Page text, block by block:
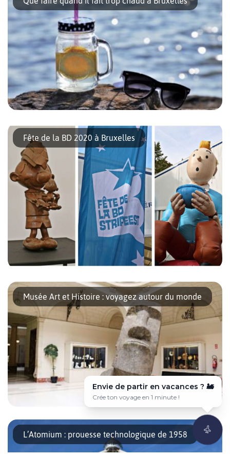
? Les hôtels B&B de la capitale belge seront une solution
parfaite pour vous. En effet, cette chaine hôtelière née à Brest
est connue pour offrir des hébergements abordables, propres et
bien situés. Avec deux adresses […]
Reconnaissons-le, ce n’est pas souvent que le mercure atteint
des sommets dans la capitale. Mais quand il fait trop chaud,
comment peut-on se rafraîchir ? 1- Visiter le sous-sol de
Bruxelles Vous connaissez bien sûr les solutions classiques,
comme aller au cinéma, dans un centre commercial […]
Fête de la BD 2020 à Bruxelles
Qui dit Belgique, dit bande dessinée, et donc quel meilleur
endroit que Bruxelles pour la célébrer. La fête de la BD dure
normalement 3 jours, mais en 2020, vous pourrez
exceptionnellement en profiter pendant 15 jours ! En effet, afin
de s’adapter à la situation sanitaire actuelle, la fête de la BD
devient donc l’Expérience BD, […]
Musée Art et Histoire : voyagez autour du monde
Le musée Art et Histoire de Bruxelles vous emmène dans un
voyage autour du monde. En effet, momies, statues géantes de
l’Île de Pâques, totems indiens, et statuettes pré-colombiennes
vous attendent au cœur du parc du Cinquantenaire. De plus,
L’Atomium : prouesse technologique de 1958
Envie de partir en vacances ? ✈️
Voyage sur-mesure en quelques clics 🎯